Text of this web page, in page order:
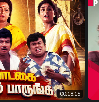
00:18:16